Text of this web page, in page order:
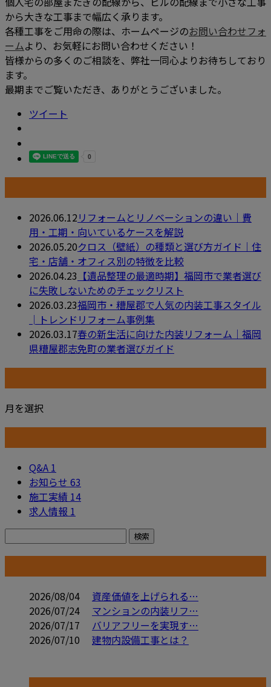
から大きな工事まで幅広く承ります。
各種工事をご用命の際は、ホームページのお問い合わせフォ
ームより、お気軽にお問い合わせください！
皆様からの多くのご相談を、弊社一同心よりお待ちしており
ます。
最期までご覧いただき、ありがとうございました。
ツイート
2026.06.12リフォームとリノベーションの違い｜費
用・工期・向いているケースを解説
2026.05.20クロス（壁紙）の種類と選び方ガイド｜住
宅・店舗・オフィス別の特徴を比較
2026.04.23 【遺品整理の最適時期】福岡市で業者選び
に失敗しないためのチェックリスト
2026.03.23福岡市・糟屋郡で人気の内装工事スタイル
│トレンドリフォーム事例集
2026.03.17春の新生活に向けた内装リフォーム｜福岡
県糟屋郡志免町の業者選びガイド
月を選択
Q&A 1
お知らせ 63
施工実績 14
求人情報 1
2026/08/04
資産価値を上げられる…
2026/07/24
マンションの内装リフ…
2026/07/17
バリアフリーを実現す…
2026/07/10
建物内設備工事とは？